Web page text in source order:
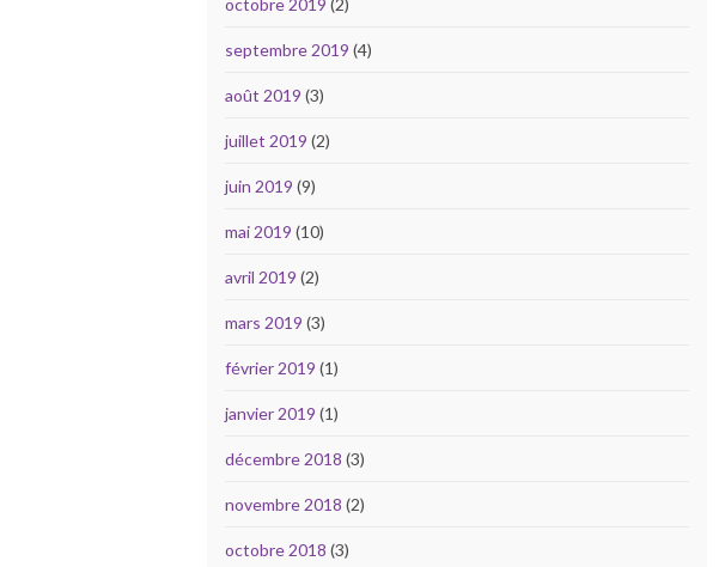
septembre 2019 (4)
août 2019 (3)
juillet 2019 (2)
juin 2019 (9)
mai 2019 (10)
avril 2019 (2)
mars 2019 (3)
février 2019 (1)
janvier 2019 (1)
décembre 2018 (3)
novembre 2018 (2)
octobre 2018 (3)